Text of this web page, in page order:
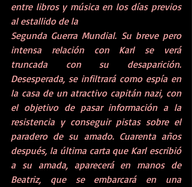
entre libros y música en los días previos
al estallido de la
Segunda Guerra Mundial. Su breve pero
intensa relación con Karl se verá
truncada con su desaparición.
Desesperada, se infiltrará como espía en
la casa de un atractivo capitán nazi, con
el objetivo de pasar información a la
resistencia y conseguir pistas sobre el
paradero de su amado. Cuarenta años
después, la última carta que Karl escribió
a su amada, aparecerá en manos de
Beatriz, que se embarcará en una